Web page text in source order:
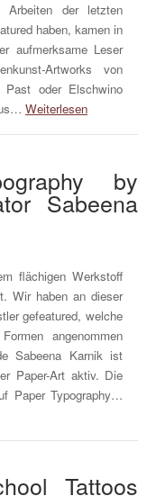
der letzten
haben, kamen in
aufmerksame Leser
Artworks von
oder Elschwino
Weiterlesen
by
Sabeena
flächigen Werkstoff
Wir haben an dieser
gefeatured, welche
angenommen
Sabeena Karnik ist
Paper-Art aktiv. Die
Paper Typography…
Tattoos